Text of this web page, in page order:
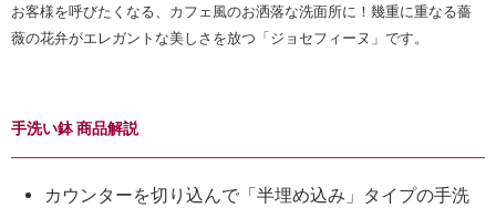
お客様を呼びたくなる、カフェ風のお洒落な洗面所に！幾重に重なる薔
薇の花弁がエレガントな美しさを放つ「ジョセフィーヌ」です。
手洗い鉢 商品解説
カウンターを切り込んで「半埋め込み」タイプの手洗